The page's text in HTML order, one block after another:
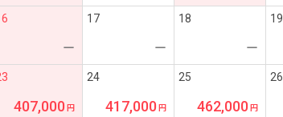
ー
17
ー
18
ー
19
407,000
24
417,000
25
462,000
26